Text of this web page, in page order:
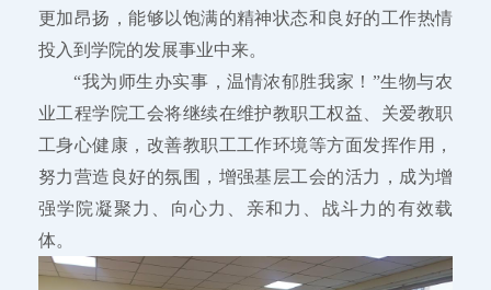
更加昂扬，能够以饱满的精神状态和良好的工作热情
投入到学院的发展事业中来。
“我为师生办实事，温情浓郁胜我家！”生物与农
业工程学院工会将继续在维护教职工权益、关爱教职
工身心健康，改善教职工工作环境等方面发挥作用，
努力营造良好的氛围，增强基层工会的活力，成为增
强学院凝聚力、向心力、亲和力、战斗力的有效载
体。